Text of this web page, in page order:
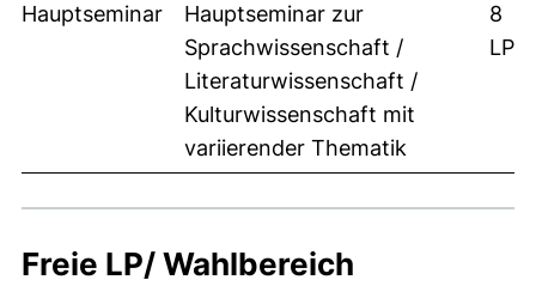
Hauptseminar
Hauptseminar zur
Sprachwissenschaft /
Literaturwissenschaft /
Kulturwissenschaft mit
variierender Thematik
8
LP
Freie LP/ Wahlbereich